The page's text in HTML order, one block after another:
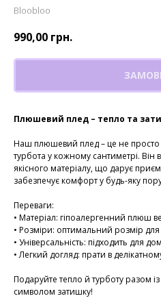
Bloobloo
990,00 грн.
Плюшевий плед – тепло та
Наш плюшевий плед – це не просто
турбота у кожному сантиметрі. Він
якісного матеріалу, що дарує
забезпечує комфорт у будь-яку
Переваги:
• Матеріал: гіпоалергенний плюш
• Розміри: оптимальний розмір
• Універсальність: підходить для
• Легкий догляд: прати в
Подаруйте тепло й турботу разом
символом затишку!